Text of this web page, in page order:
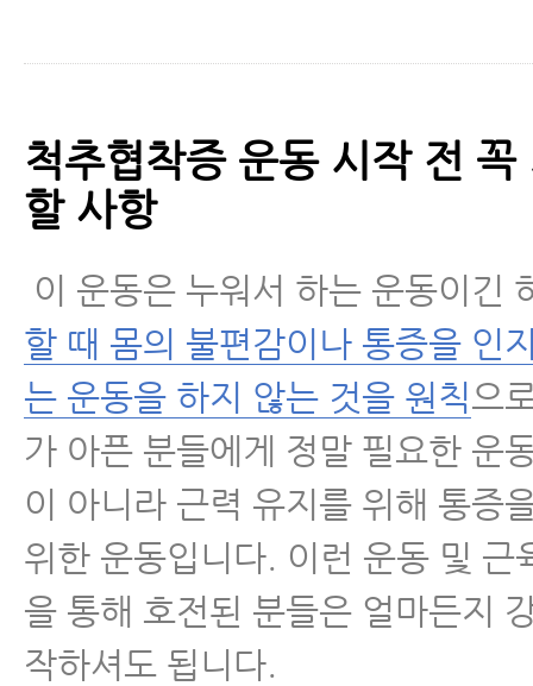
척추협착증 환자가 매일 꼭 해야 하
기 운동
척추협착증 운동 불변의 법칙 – 이 법
야 더 좋아집니다.
협착증에좋은운동 모커리 복합운동
준히 하시면 정말 좋습니다.
협착증에좋은운동 모커리 복합운동
준히 하시면 정말 좋습니다.
협착증, 허리디스크, 허리통증 걷기
반드시 해야 하는 앉아서 걷기 운동
척추협착증 운동 시작 전 꼭
할 사항
이 운동은 누워서 하는 운동이긴
할 때 몸의 불편감이나 통증을 인
는 운동을 하지 않는 것을 원칙으
가 아픈 분들에게 정말 필요한 운
이 아니라 근력 유지를 위해 통증
위한 운동입니다. 이런 운동 및 근
을 통해 호전된 분들은 얼마든지
작하셔도 됩니다.